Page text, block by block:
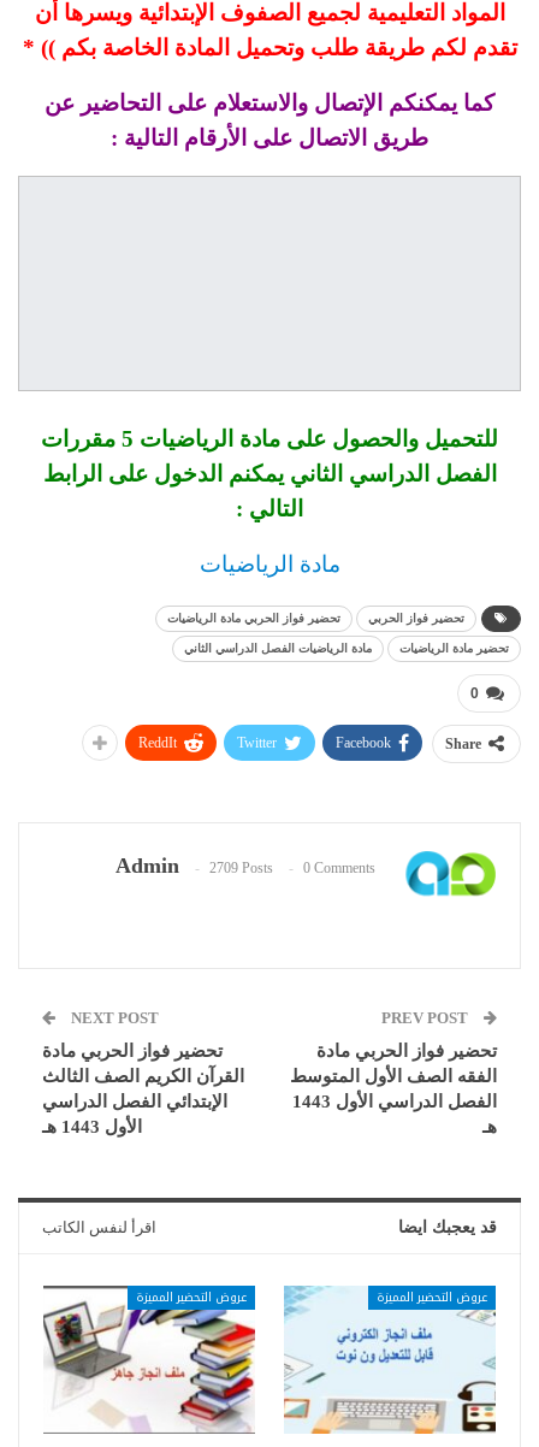
المواد التعليمية لجميع الصفوف الإبتدائية ويسرها أن
تقدم لكم طريقة طلب وتحميل المادة الخاصة بكم )) *
كما يمكنكم الإتصال والاستعلام على التحاضير عن
طريق الاتصال على الأرقام التالية :
للتحميل والحصول على مادة الرياضيات 5 مقررات
الفصل الدراسي الثاني يمكنم الدخول على الرابط
التالي :
مادة الرياضيات
تحضير فواز الحربي تحضير فواز الحربي مادة الرياضيات
تحضير مادة الرياضيات مادة الرياضيات الفصل الدراسي الثاني
0
Share
Facebook
Twitter
ReddIt
Admin 2709 Posts 0 Comments
تحضير فواز الحربي مادة
الفقه الصف الأول المتوسط
الفصل الدراسي الأول 1443
هـ
NEXT POST
تحضير فواز الحربي مادة
القرآن الكريم الصف الثالث
الإبتدائي الفصل الدراسي
الأول 1443 هـ
قد يعجبك ايضا اقرأ لنفس الكاتب
عروض التحضير المميزة عروض التحضير المميزة